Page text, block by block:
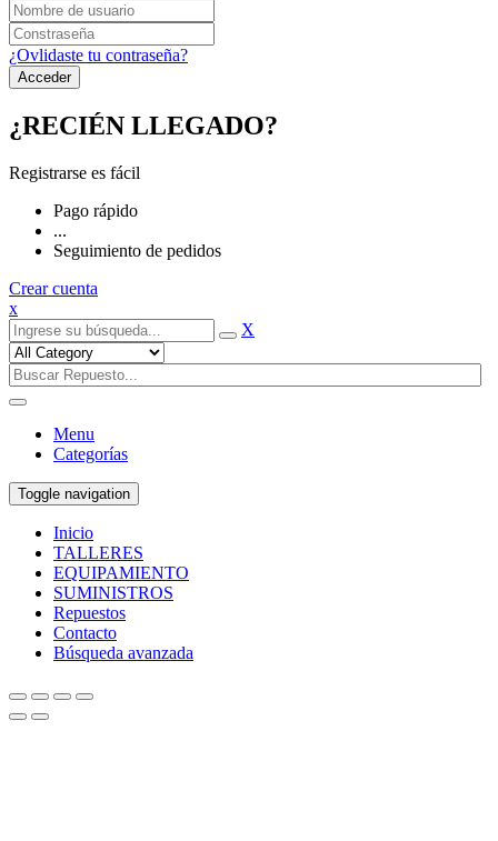
¿Ovlidaste tu contraseña?
¿RECIÉN LLEGADO?
Registrarse es fácil
Pago rápido
...
Seguimiento de pedidos
Crear cuenta
x
X
Menu
Categorías
Toggle navigation
Inicio
TALLERES
EQUIPAMIENTO
SUMINISTROS
Repuestos
Contacto
Búsqueda avanzada